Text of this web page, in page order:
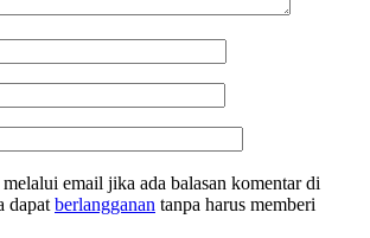
email jika ada balasan komentar di
dapat berlangganan tanpa harus memberi